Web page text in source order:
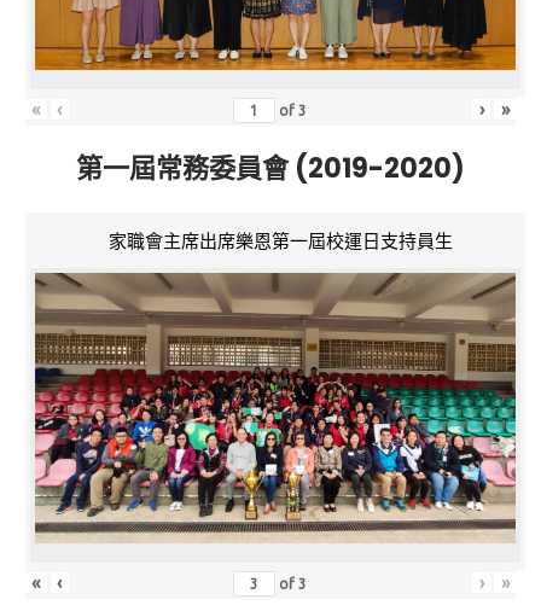
« ‹ of3 › »
第一屆常務委員會 (2019-2020)
家職會主席出席樂恩第一屆校運日支持員生
« ‹ of3 › »